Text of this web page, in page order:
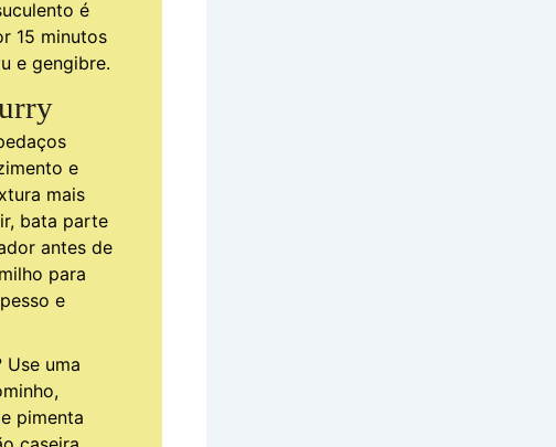
é
15 minutos
e gengibre.
e
mais
bata parte
antes de
para
e
uma
pimenta